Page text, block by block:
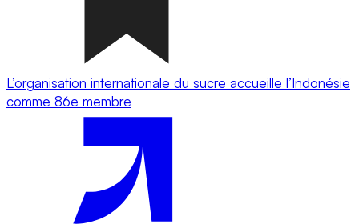
L’organisation internationale du sucre accueille l’Indonésie
comme 86e membre